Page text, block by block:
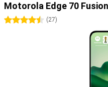
Motorola Edge 70
4.5 stjerner
(27)